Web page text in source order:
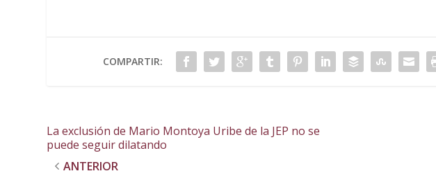
COMPARTIR:
La exclusión de Mario Montoya Uribe de la JEP no se
puede seguir dilatando
ANTERIOR